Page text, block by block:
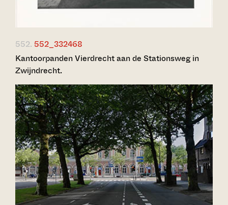
552. 552_332468
Kantoorpanden Vierdrecht aan de Stationsweg in
Zwijndrecht.